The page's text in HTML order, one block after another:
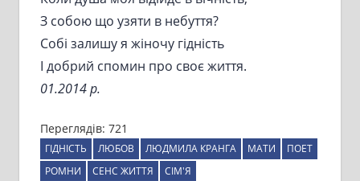
З собою що узяти в небуття?
Собі залишу я жіночу гідність
І добрий спомин про своє життя.
01.2014 р.
Переглядів: 721
ГІДНІСТЬ ЛЮБОВ ЛЮДМИЛА КРАНГА МАТИ
ПОЕТ
РОМНИ
СЕНС ЖИТТЯ
СІМ'Я